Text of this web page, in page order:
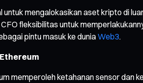
mengalokasikan aset kripto di
fleksibilitas untuk
pintu masuk ke duniaWeb3.
memperoleh ketahanan sensor dan